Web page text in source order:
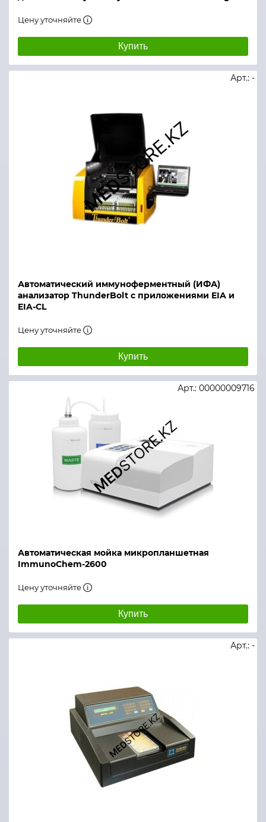
Цену уточняйте
Купить
Автоматический иммуноферментный (ИФА)
анализатор ThunderBolt с приложениями EIA и
EIA-CL
Арт.: -
Цену уточняйте
Купить
Автоматическая мойка микропланшетная
ImmunoChem-2600
Арт.: 00000009716
Цену уточняйте
Купить
Арт.: -